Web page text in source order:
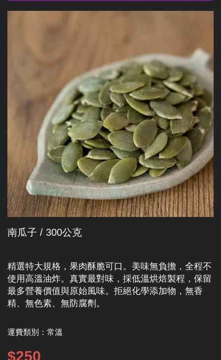
南瓜子 / 300公克
精選特大規格，果肉酥脆可口。美味無負擔，全程不
使用高溫油炸。真實最對味，採低溫烘焙製程，保留
最多營養價值與原始風味。拒絕化學添加物，無香
精、無色素、無防腐劑。
運費類別： 常溫
$250